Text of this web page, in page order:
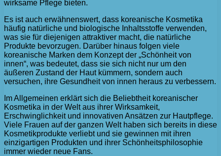
wirksame Pflege bieten.
Es ist auch erwähnenswert, dass koreanische Kosmetika
häufig natürliche und biologische Inhaltsstoffe verwenden,
was sie für diejenigen attraktiver macht, die natürliche
Produkte bevorzugen. Darüber hinaus folgen viele
koreanische Marken dem Konzept der „Schönheit von
innen“, was bedeutet, dass sie sich nicht nur um den
äußeren Zustand der Haut kümmern, sondern auch
versuchen, ihre Gesundheit von innen heraus zu verbessern.
Im Allgemeinen erklärt sich die Beliebtheit koreanischer
Kosmetika in der Welt aus ihrer Wirksamkeit,
Erschwinglichkeit und innovativen Ansätzen zur Hautpflege.
Viele Frauen auf der ganzen Welt haben sich bereits in diese
Kosmetikprodukte verliebt und sie gewinnen mit ihren
einzigartigen Produkten und ihrer Schönheitsphilosophie
immer wieder neue Fans.